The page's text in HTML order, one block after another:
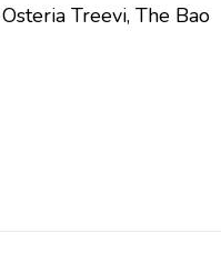
Treevi, The Bao